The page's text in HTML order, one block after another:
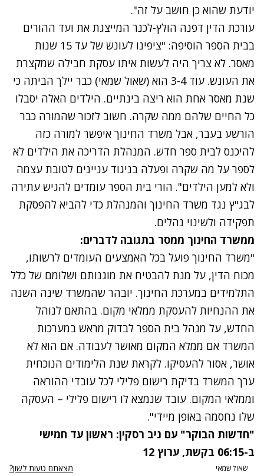
יודעת שהוא כן חושב על זה".
עורכת הדין דפנה הולץ-לכנר המייצגת את ועד ההורים
בבית הספר הוסיפה: "ציפינו לעונש של עד 15 שנות
מאסר. לא צריך היה לעשות איתו עסקת חבילה שמקצרת
את העונש. עוד 3-4 הוא (שאול שמאי) כבר יילך הביתה כי
שנת מאסר אחת הוא ריצה בינתיים. הילדים האלה יסבלו
כל החיים שלהם ממה שקרה. חשוב לזכור שהמורה כבר
הורשע בעבר, אבל משרד החינוך איפשר למורה כזה
להיכנס לבית ספר חדש. המנהלת הדריכה את הילדים לא
לספר על מה שקרה ופעלה בניגוד עניינים לטובת עצמה
ולא למען הילדים". הורי בית הספר עומדים להגיש עתירה
לבג"ץ נגד משרד החינוך והמנהלת כדי להביא להפסקת
תפקידה ולשינוי נהלים.
ממשרד החינוך ממסר בתגובה לדברים:
"משרד החינוך פועל בכל האמצעים העומדים לרשותו,
מכוח הדין, על מנת להבטיח את מוגנותם ושלומם של כלל
התלמידים במערכת החינוך. יובהר שהמשרד שינה השנה
את ההנחיות להעסקת ממלאי מקום. בהתאם לנוהל
החדש, על מנהל בית הספר לבדוק מראש במערכות
המשרד אם ממלא המקום מאושר לעבודה. אם הוא לא
אושר, אסור להעסיקו. לקראת שנת הלימודים הנוכחית
ערך המשרד בדיקת רישום פלילי לכל עובדי ההוראה
וממלאי המקום. עובד שנמצא לו רישום פלילי – העסקה
שלו נחסמה באופן מיידי".
"חדשות הבוקר" עם ניב רסקין: ראשון עד חמישי
ב-06:15 בקשת, ערוץ 12
שאול שמאי מצאתם טעות לשון?